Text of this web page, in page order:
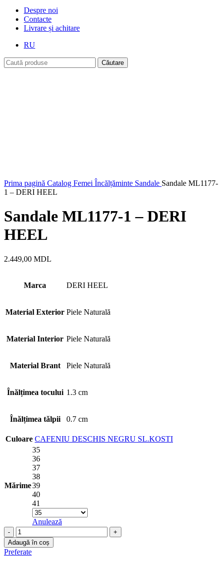
Despre noi
Contacte
Livrare și achitare
RU
Căutare
Prima pagină Catalog Femei Încălțăminte Sandale Sandale ML1177-
1 – DERI HEEL
Sandale ML1177-1 – DERI
HEEL
2.449,00 MDL
Marca DERI HEEL
Material Exterior Piele Naturală
Material Interior Piele Naturală
Material Brant Piele Naturală
Înălțimea tocului 1.3 cm
Înălțimea tălpii 0.7 cm
Culoare CAFENIU DESCHIS NEGRU SL.KOSTI
Mărime
35
36
37
38
39
40
41
Anulează
Cantitate
Sandale
ML1177-
1
Adaugă în coș
Preferate